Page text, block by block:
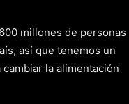
millones de personas
así que tenemos un
la alimentación